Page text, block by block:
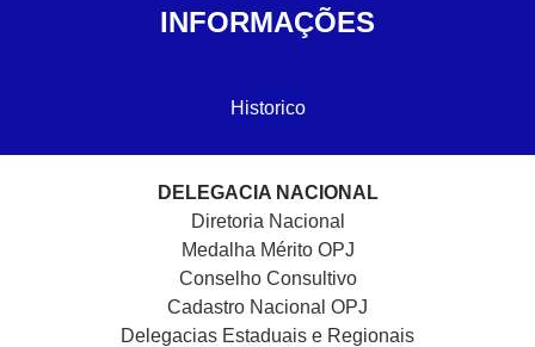
INFORMAÇÕES
Historico
DELEGACIA NACIONAL
Diretoria Nacional
Medalha Mérito OPJ
Conselho Consultivo
Cadastro Nacional OPJ
Delegacias Estaduais e Regionais